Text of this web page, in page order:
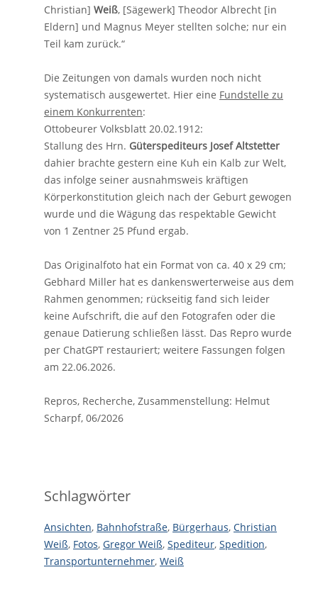
Christian] Weiß, [Sägewerk] Theodor Albrecht [in
Eldern] und Magnus Meyer stellten solche; nur ein
Teil kam zurück.“
Die Zeitungen von damals wurden noch nicht
systematisch ausgewertet. Hier eine Fundstelle zu
einem Konkurrenten:
Ottobeurer Volksblatt 20.02.1912:
Stallung des Hrn. Güterspediteurs Josef Altstetter
dahier brachte gestern eine Kuh ein Kalb zur Welt,
das infolge seiner ausnahmsweis kräftigen
Körperkonstitution gleich nach der Geburt gewogen
wurde und die Wägung das respektable Gewicht
von 1 Zentner 25 Pfund ergab.
Das Originalfoto hat ein Format von ca. 40 x 29 cm;
Gebhard Miller hat es dankenswerterweise aus dem
Rahmen genommen; rückseitig fand sich leider
keine Aufschrift, die auf den Fotografen oder die
genaue Datierung schließen lässt. Das Repro wurde
per ChatGPT restauriert; weitere Fassungen folgen
am 22.06.2026.
Repros, Recherche, Zusammenstellung: Helmut
Scharpf, 06/2026
Schlagwörter
Ansichten, Bahnhofstraße, Bürgerhaus, Christian
Weiß, Fotos, Gregor Weiß, Spediteur, Spedition,
Transportunternehmer, Weiß